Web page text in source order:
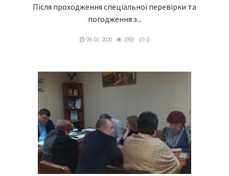
Після проходження спеціальної перевірки та
погодження з...
09. 01. 2020 1959 0